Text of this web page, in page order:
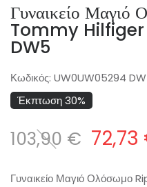
Γυναικείο Μαγιό
Tommy Hilfiger
DW5
Κωδικός: UW0UW05294
Έκπτωση 30%
103,90 €
Γυναικείο Μαγιό Ολόσωμο